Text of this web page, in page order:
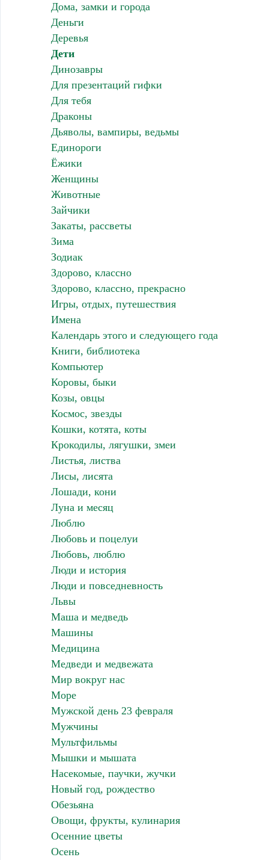
Дома, замки и города
Деньги
Деревья
Дети
Динозавры
Для презентаций гифки
Для тебя
Драконы
Дьяволы, вампиры, ведьмы
Единороги
Ёжики
Женщины
Животные
Зайчики
Закаты, рассветы
Зима
Зодиак
Здорово, классно
Здорово, классно, прекрасно
Игры, отдых, путешествия
Имена
Календарь этого и следующего года
Книги, библиотека
Компьютер
Коровы, быки
Козы, овцы
Космос, звезды
Кошки, котята, коты
Крокодилы, лягушки, змеи
Листья, листва
Лисы, лисята
Лошади, кони
Луна и месяц
Люблю
Любовь и поцелуи
Любовь, люблю
Люди и история
Люди и повседневность
Львы
Маша и медведь
Машины
Медицина
Медведи и медвежата
Мир вокруг нас
Море
Мужской день 23 февраля
Мужчины
Мультфильмы
Мышки и мышата
Насекомые, паучки, жучки
Новый год, рождество
Обезьяна
Овощи, фрукты, кулинария
Осенние цветы
Осень